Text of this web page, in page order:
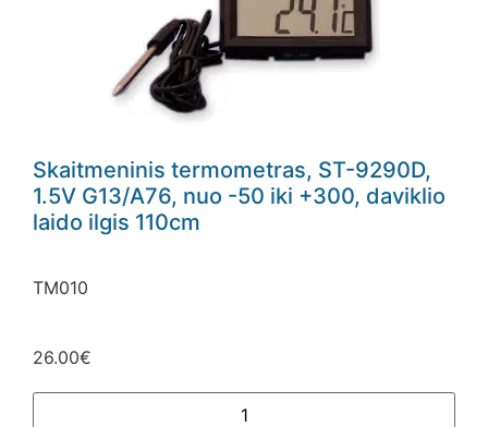
Skaitmeninis termometras, ST-9290D,
1.5V G13/A76, nuo -50 iki +300, daviklio
laido ilgis 110cm
TM010
26.00€